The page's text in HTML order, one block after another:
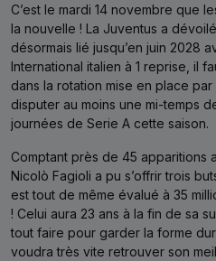
C’est le mardi 14 novembre que
la nouvelle ! La Juventus a
désormais lié jusqu’en juin 2028
International italien à 1 reprise, il
dans la rotation mise en place par
disputer au moins une mi-temps
journées de Serie A cette saison.
Comptant près de 45 apparitions
Nicolò Fagioli a pu s’offrir trois
est tout de même évalué à 35
! Celui aura 23 ans à la fin de sa
tout faire pour garder la forme
voudra très vite retrouver son